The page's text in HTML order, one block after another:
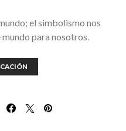
el simbolismo nos
para nosotros.